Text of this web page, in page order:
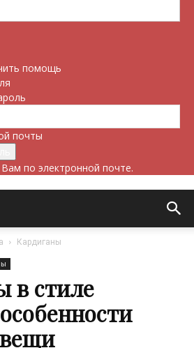
помощь
почты
по электронной почте.
Кардиганы
в стиле